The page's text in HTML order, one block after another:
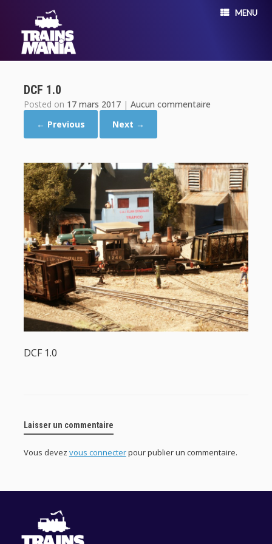
MENU
DCF 1.0
Posted on 17 mars 2017| Aucun commentaire
← Previous
Next →
DCF 1.0
Laisser un commentaire
Vous devez vous connecterpour publier un commentaire.